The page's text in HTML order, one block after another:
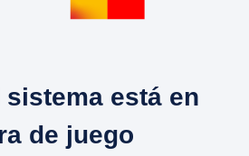
sistema está en
de juego